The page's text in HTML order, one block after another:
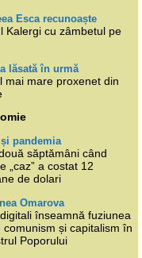
Esca recunoaște
Kalergi cu zâmbetul pe
lăsată în urmă
mai mare proxenet din
pandemia
săptămâni când
„caz” a costat 12
de dolari
Omarova
înseamnă fuziunea
comunism și capitalism în
Poporului